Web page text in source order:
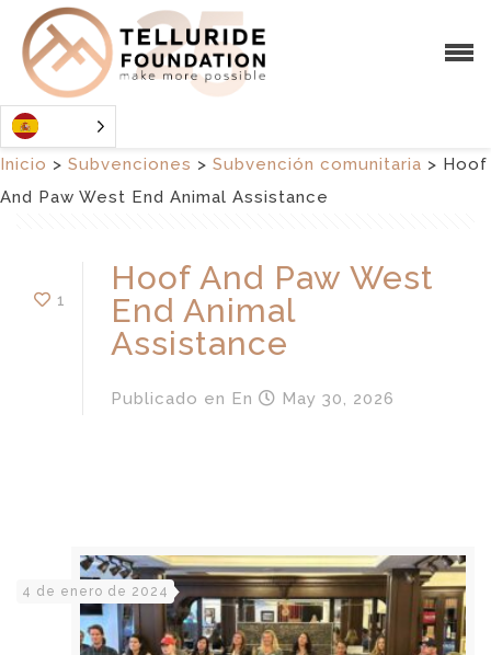
Inicio > Subvenciones > Subvención comunitaria > Hoof
And Paw West End Animal Assistance
1
Hoof And Paw West
End Animal
Assistance
Publicado en En May 30, 2026
4 de enero de 2024